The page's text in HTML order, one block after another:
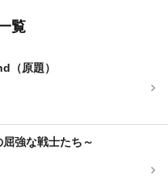
覧
原題）
強な戦士たち～